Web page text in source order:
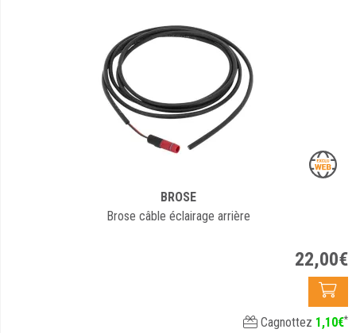
BROSE
Brose câble éclairage arrière
22,00€
Cagnottez 1,10€*